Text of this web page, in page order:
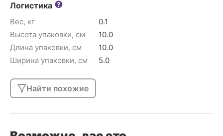
Логистика
Вес, кг
0.1
Высота упаковки, см
10.0
Длина упаковки, см
10.0
Ширина упаковки, см
5.0
Найти похожие